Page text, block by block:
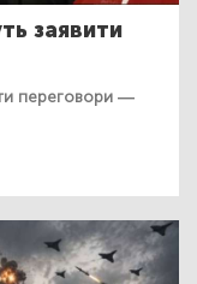
заявити
переговори —